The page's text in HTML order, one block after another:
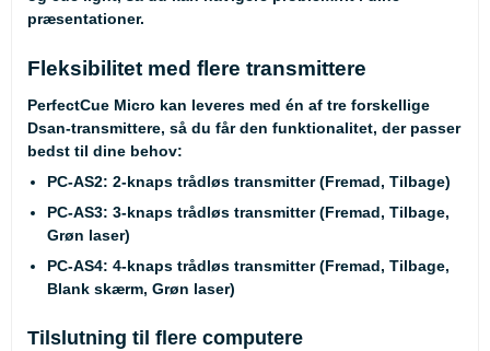
præsentationer.
Fleksibilitet med flere transmittere
PerfectCue Micro kan leveres med én af tre forskellige
Dsan-transmittere, så du får den funktionalitet, der passer
bedst til dine behov:
PC-AS2: 2-knaps trådløs transmitter (Fremad, Tilbage)
PC-AS3: 3-knaps trådløs transmitter (Fremad, Tilbage,
Grøn laser)
PC-AS4: 4-knaps trådløs transmitter (Fremad, Tilbage,
Blank skærm, Grøn laser)
Tilslutning til flere computere